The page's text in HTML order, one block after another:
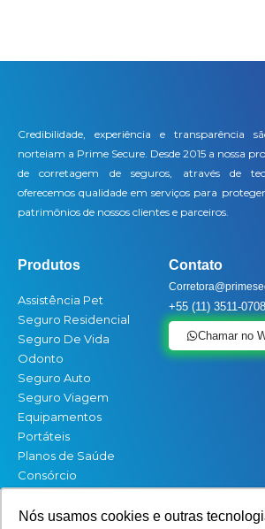
Nós usamos cookies e outras
Nós usamos cookies e outras
Nós usamos cookies e outras
Nós usamos cookies e outras
Credibilidade, experiência e transparência
norteiam a Prime Secure. Desde 2015 a nossa
de corretagem de seguros, através de
oferecemos qualidade em serviços para
patrimônios de nossos clientes e parceiros.
Produtos
Assistência Pet
Seguro Residencial
Seguro De Vida
Odonto
Seguro Auto
Seguro Viagem
Equipamentos
Portáteis
Planos de Saúde
Consórcio
Contato
+55 (11) 3511-0708
Chamar no
Siga a Prime Secure